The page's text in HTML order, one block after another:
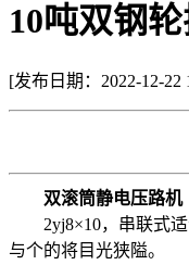
10吨双钢
[发布日期：2022-12-22
双滚筒静电压路机
2yj8×10，串联式适
与个的将目光狭隘。